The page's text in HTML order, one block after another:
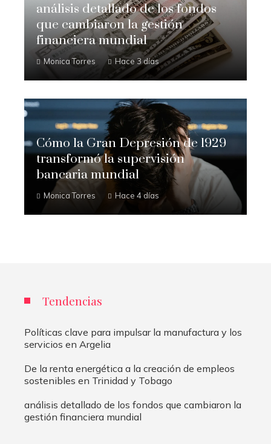
análisis detallado de los fondos
que cambiaron la gestión
financiera mundial
Monica Torres Hace 3 días
Cómo la Gran Depresión de 1929
transformó la supervisión
bancaria mundial
Monica Torres Hace 4 días
Tendencias
Políticas clave para impulsar la manufactura y los
servicios en Argelia
De la renta energética a la creación de empleos
sostenibles en Trinidad y Tobago
análisis detallado de los fondos que cambiaron la
gestión financiera mundial